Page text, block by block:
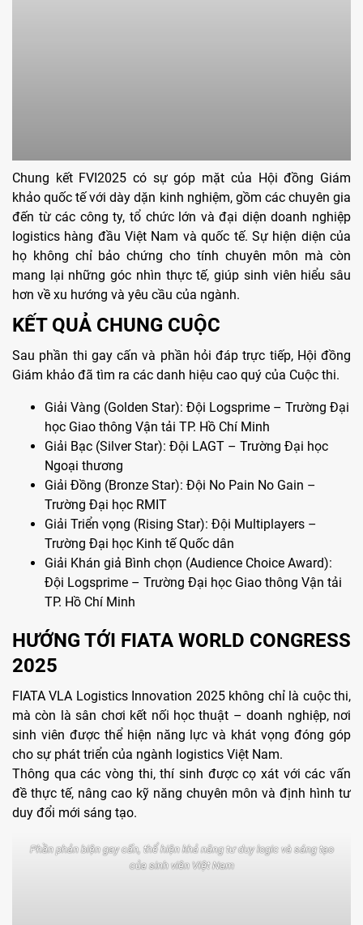
Chung kết FVI2025 có sự góp mặt của Hội đồng Giám
khảo quốc tế với dày dặn kinh nghiệm, gồm các chuyên gia
đến từ các công ty, tổ chức lớn và đại diện doanh nghiệp
logistics hàng đầu Việt Nam và quốc tế. Sự hiện diện của
họ không chỉ bảo chứng cho tính chuyên môn mà còn
mang lại những góc nhìn thực tế, giúp sinh viên hiểu sâu
hơn về xu hướng và yêu cầu của ngành.
KẾT QUẢ CHUNG CUỘC
Sau phần thi gay cấn và phần hỏi đáp trực tiếp, Hội đồng
Giám khảo đã tìm ra các danh hiệu cao quý của Cuộc thi.
Giải Vàng (Golden Star): Đội Logsprime – Trường Đại
học Giao thông Vận tải TP. Hồ Chí Minh
Giải Bạc (Silver Star): Đội LAGT – Trường Đại học
Ngoại thương
Giải Đồng (Bronze Star): Đội No Pain No Gain –
Trường Đại học RMIT
Giải Triển vọng (Rising Star): Đội Multiplayers –
Trường Đại học Kinh tế Quốc dân
Giải Khán giả Bình chọn (Audience Choice Award):
Đội Logsprime – Trường Đại học Giao thông Vận tải
TP. Hồ Chí Minh
HƯỚNG TỚI FIATA WORLD CONGRESS
2025
FIATA VLA Logistics Innovation 2025 không chỉ là cuộc thi,
mà còn là sân chơi kết nối học thuật – doanh nghiệp, nơi
sinh viên được thể hiện năng lực và khát vọng đóng góp
cho sự phát triển của ngành logistics Việt Nam.
Thông qua các vòng thi, thí sinh được cọ xát với các vấn
đề thực tế, nâng cao kỹ năng chuyên môn và định hình tư
duy đổi mới sáng tạo.
Phần phản biện gay cấn, thể hiện khả năng tư duy logic và sáng tạo
của sinh viên Việt Nam